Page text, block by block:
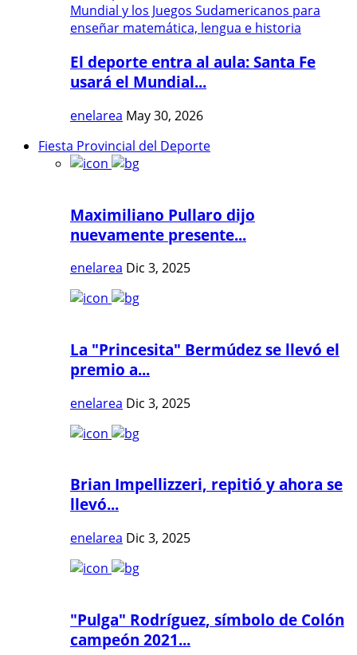
El deporte entra al aula: Santa Fe
usará el Mundial...
enelarea May 30, 2026
Fiesta Provincial del Deporte
Maximiliano Pullaro dijo
nuevamente presente...
enelarea Dic 3, 2025
La "Princesita" Bermúdez se llevó el
premio a...
enelarea Dic 3, 2025
Brian Impellizzeri, repitió y ahora se
llevó...
enelarea Dic 3, 2025
"Pulga" Rodríguez, símbolo de Colón
campeón 2021...